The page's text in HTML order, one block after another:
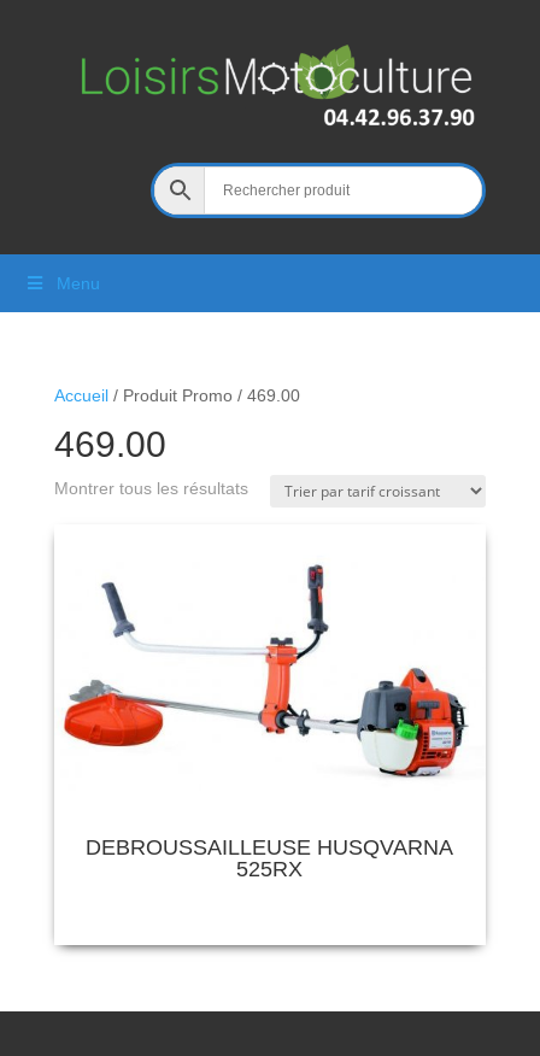
Menu
Accueil/ Produit Promo / 469.00
469.00
Montrer tous les résultats
DEBROUSSAILLEUSE HUSQVARNA
525RX